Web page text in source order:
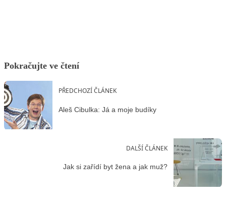
Pokračujte ve čtení
PŘEDCHOZÍ ČLÁNEK
Aleš Cibulka: Já a moje budíky
DALŠÍ ČLÁNEK
Jak si zařídí byt žena a jak muž?